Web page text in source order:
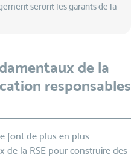
seront les garants de la
de la
responsables
font de plus en plus
de la RSE pour construire des